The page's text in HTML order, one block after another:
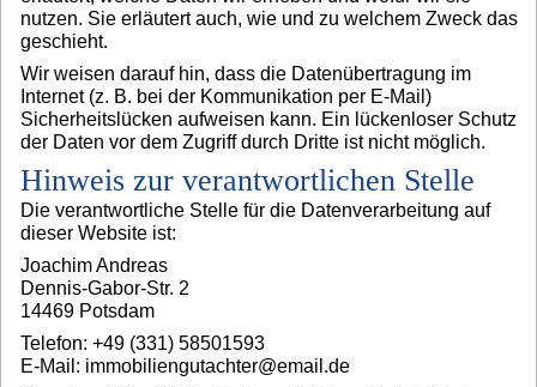
nutzen. Sie erläutert auch, wie und zu welchem Zweck das
geschieht.
Wir weisen darauf hin, dass die Datenübertragung im
Internet (z. B. bei der Kommunikation per E-Mail)
Sicherheitslücken aufweisen kann. Ein lückenloser Schutz
der Daten vor dem Zugriff durch Dritte ist nicht möglich.
Hinweis zur verantwortlichen Stelle
Die verantwortliche Stelle für die Datenverarbeitung auf
dieser Website ist:
Joachim Andreas
Dennis-Gabor-Str. 2
14469 Potsdam
Telefon: +49 (331) 58501593
E-Mail: immobiliengutachter@email.de